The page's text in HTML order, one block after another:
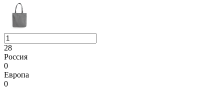
28
Россия
0
Европа
0